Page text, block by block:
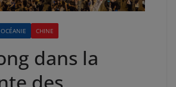
CHINE
dans la
des